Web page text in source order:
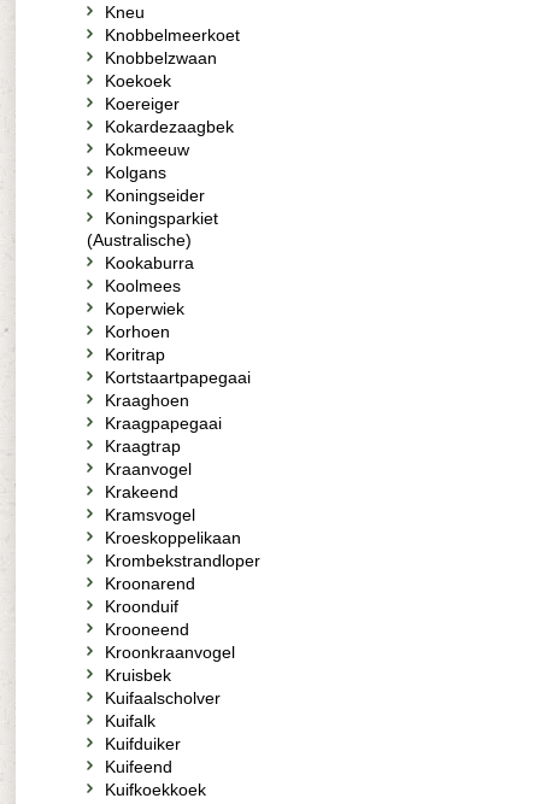
Kneu
Knobbelmeerkoet
Knobbelzwaan
Koekoek
Koereiger
Kokardezaagbek
Kokmeeuw
Kolgans
Koningseider
Koningsparkiet
(Australische)
Kookaburra
Koolmees
Koperwiek
Korhoen
Koritrap
Kortstaartpapegaai
Kraaghoen
Kraagpapegaai
Kraagtrap
Kraanvogel
Krakeend
Kramsvogel
Kroeskoppelikaan
Krombekstrandloper
Kroonarend
Kroonduif
Krooneend
Kroonkraanvogel
Kruisbek
Kuifaalscholver
Kuifalk
Kuifduiker
Kuifeend
Kuifkoekkoek